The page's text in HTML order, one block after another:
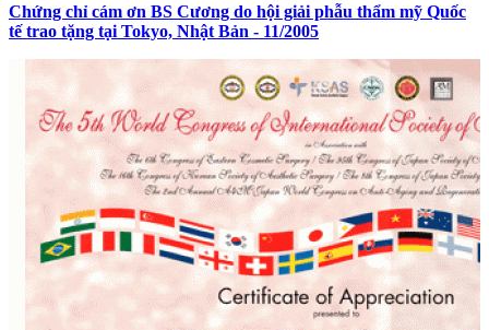
Chứng chỉ cám ơn BS Cương do hội giải phẫu thẩm mỹ Quốc
tế trao tặng tại Tokyo, Nhật Bản - 11/2005